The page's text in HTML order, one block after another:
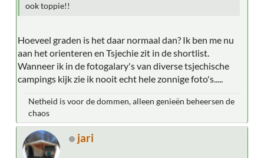
ook toppie!!
Hoeveel graden is het daar normaal dan? Ik ben me nu
aan het orienteren en Tsjechie zit in de shortlist.
Wanneer ik in de fotogalary's van diverse tsjechische
campings kijk zie ik nooit echt hele zonnige foto's.....
Netheid is voor de dommen, alleen genieën beheersen de
chaos
jari